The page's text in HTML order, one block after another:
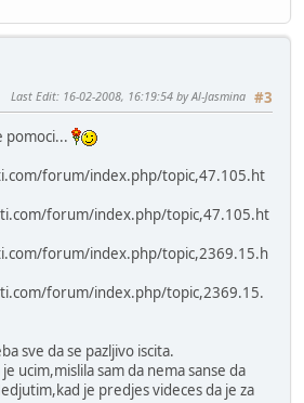
#3
Last Edit: 16-02-2008, 16:19:54 by Al-Jasmina
pomoci...
forum/index.php/topic,47.105.ht
forum/index.php/topic,47.105.ht
forum/index.php/topic,2369.15.h
forum/index.php/topic,2369.15.
sve da se pazljivo iscita.
ucim,mislila sam da nema sanse da
je predjes videces da je za